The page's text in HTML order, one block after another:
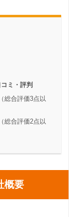
ミ・評判
総合評価3点以
総合評価2点以
概要